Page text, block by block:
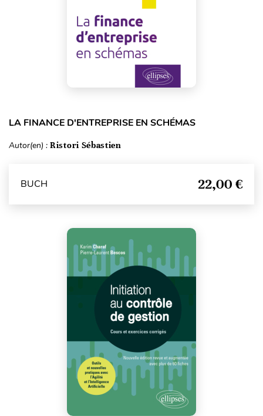
LA FINANCE D'ENTREPRISE EN SCHÉMAS
Autor(en) : Ristori Sébastien
BUCH 22,00 €